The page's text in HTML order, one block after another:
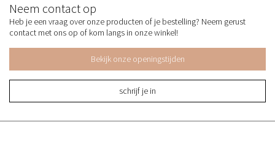
Neem contact op
Heb je een vraag over onze producten of je bestelling? Neem gerust
contact met ons op of kom langs in onze winkel!
Bekijk onze openingstijden
schrijf je in